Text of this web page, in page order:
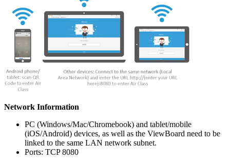
Network Information
PC (Windows/Mac/Chromebook) and tablet/mobile
(iOS/Android) devices, as well as the ViewBoard need to be
linked to the same LAN network subnet.
Ports: TCP 8080